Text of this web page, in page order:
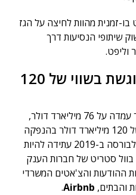
זמנית מהוות לחיצה על הגז
שיתופי הנסיעות דרך
וליפט.
אובר יכולה להיות מוגשת בשווי של 120
הערכת השווי האחרונה של אובר עמדה על 76 מיליארד דולר,
והיא יכולה להיות מוגשת בשווי של 120 מיליארד דולר בהנפקה
הראשונה. אם תתרחש, כניסתה לבורסה ב-2019 עתידה להיות
בוול סטריט של חברות הענק
ההודעות והצ'אטים המשרדי
והבתים, Airbnb
.